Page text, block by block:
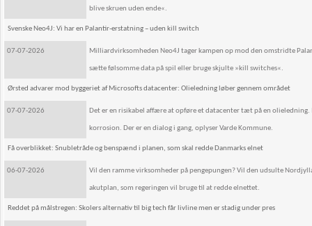
blive skruen uden ende«.
Svenske Neo4J: Vi har en Palantir-erstatning – uden kill switch
07-07-2026 Milliardvirksomheden Neo4J tager kampen op mod den omstridte
sætte følsomme data på spil eller bruge skjulte »kill switches«.
Ørsted advarer mod byggeriet af Microsofts datacenter: Olieledning løber gennem området
07-07-2026 Det er en risikabel affære at opføre et datacenter tæt på en
korrosion. Der er en dialog i gang, oplyser Varde Kommune.
Få overblikket: Snubletråde og benspænd i planen, som skal redde Danmarks elnet
06-07-2026 Vil den ramme virksomheder på pengepungen? Vil den udsulte
akutplan, som regeringen vil bruge til at redde elnettet.
Reddet på målstregen: Skolers alternativ til big tech får livline men er stadig under pres